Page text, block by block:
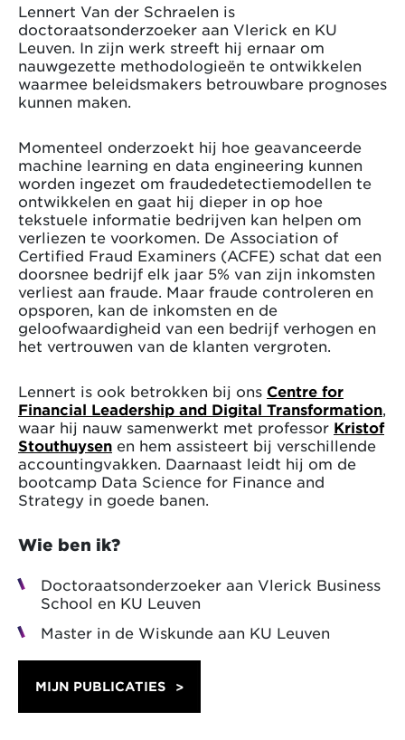
Lennert Van der Schraelen is
doctoraatsonderzoeker aan Vlerick en KU
Leuven. In zijn werk streeft hij ernaar om
nauwgezette methodologieën te ontwikkelen
waarmee beleidsmakers betrouwbare prognoses
kunnen maken.
Momenteel onderzoekt hij hoe geavanceerde
machine learning en data engineering kunnen
worden ingezet om fraudedetectiemodellen te
ontwikkelen en gaat hij dieper in op hoe
tekstuele informatie bedrijven kan helpen om
verliezen te voorkomen. De Association of
Certified Fraud Examiners (ACFE) schat dat een
doorsnee bedrijf elk jaar 5% van zijn inkomsten
verliest aan fraude. Maar fraude controleren en
opsporen, kan de inkomsten en de
geloofwaardigheid van een bedrijf verhogen en
het vertrouwen van de klanten vergroten.
Lennert is ook betrokken bij ons Centre for
Financial Leadership and Digital Transformation
waar hij nauw samenwerkt met professor Kristof
Stouthuysen en hem assisteert bij verschillende
accountingvakken. Daarnaast leidt hij om de
bootcamp Data Science for Finance and
Strategy in goede banen.
Wie ben ik?
Doctoraatsonderzoeker aan Vlerick Business
School en KU Leuven
Master in de Wiskunde aan KU Leuven
MIJN PUBLICATIES